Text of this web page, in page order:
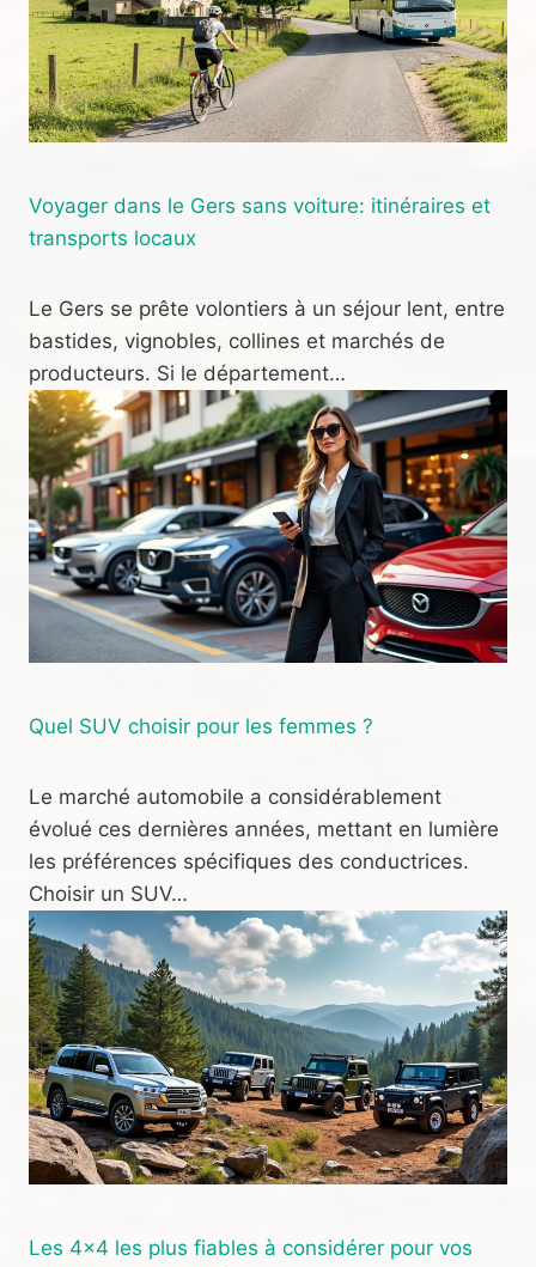
Voyager dans le Gers sans voiture: itinéraires et
transports locaux
Le Gers se prête volontiers à un séjour lent, entre
bastides, vignobles, collines et marchés de
producteurs. Si le département…
Quel SUV choisir pour les femmes ?
Le marché automobile a considérablement
évolué ces dernières années, mettant en lumière
les préférences spécifiques des conductrices.
Choisir un SUV…
Les 4×4 les plus fiables à considérer pour vos